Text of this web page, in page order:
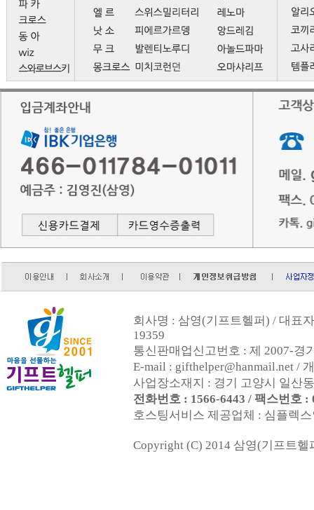
회사명 : 삼영(기프트헬퍼) / 대표
19359
통신판매업신고번호 : 제 2007-경
E-mail : gifthelper@hanmail.net /
사업장소재지 : 경기 고양시 일산
전화번호 : 1566-6443 / 팩스번호 :
호스팅서비스 제공업체 : 심플렉
Copyright (C) 2014 삼영(기프트헬